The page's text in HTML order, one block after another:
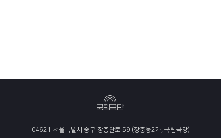
04621 서울특별시 중구 장충단로 59 (장충동2가, 국립극장)